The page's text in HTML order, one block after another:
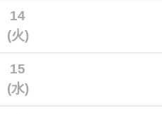
14
(火)
15
(水)